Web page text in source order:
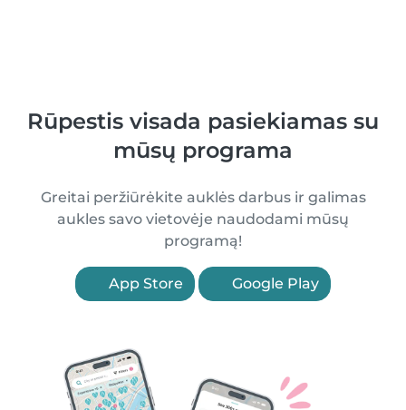
Rūpestis visada pasiekiamas su
mūsų programa
Greitai peržiūrėkite auklės darbus ir galimas
aukles savo vietovėje naudodami mūsų
programą!
App Store Google Play